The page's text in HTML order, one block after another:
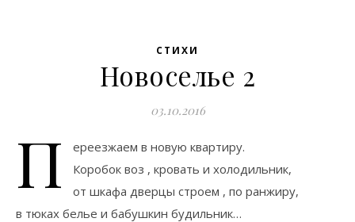
СТИХИ
Новоселье 2
03.10.2016
П
ереезжаем в новую квартиру.
Коробок воз , кровать и холодильник,
от шкафа дверцы строем , по ранжиру,
в тюках белье и бабушкин будильник…